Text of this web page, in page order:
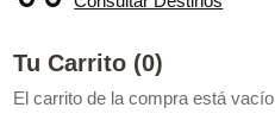
Tu Carrito (0)
El carrito de la compra está vacío